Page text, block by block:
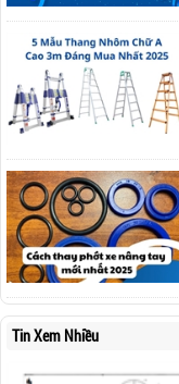
Tin Xem Nhiều